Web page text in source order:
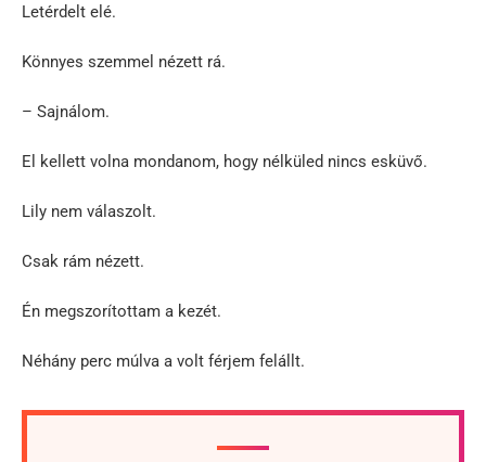
Letérdelt elé.
Könnyes szemmel nézett rá.
– Sajnálom.
El kellett volna mondanom, hogy nélküled nincs esküvő.
Lily nem válaszolt.
Csak rám nézett.
Én megszorítottam a kezét.
Néhány perc múlva a volt férjem felállt.